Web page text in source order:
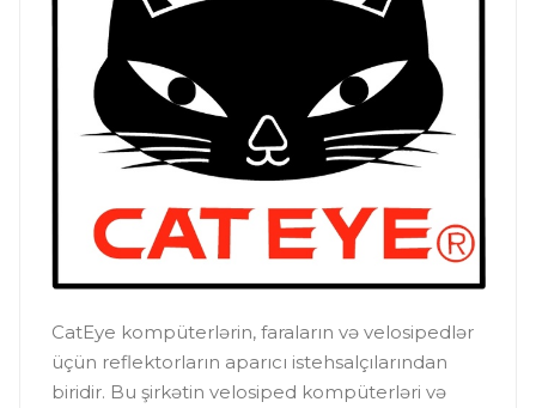
CatEye kompüterlərin, faraların və velosipedlər
üçün reflektorların aparıcı istehsalçılarından
biridir. Bu şirkətin velosiped kompüterləri və